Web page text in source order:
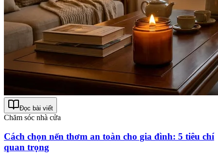
Đọc bài viết
Chăm sóc nhà cửa
Cách chọn nến thơm an toàn cho gia đình: 5 tiêu chí
quan trọng